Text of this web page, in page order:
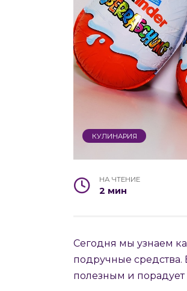
КУЛИНАРИЯ
НА ЧТЕНИЕ
2 мин
Сегодня мы узнаем
подручные
полезным и